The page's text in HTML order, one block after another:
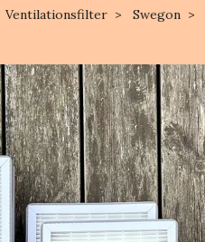
Ventilationsfilter Swegon